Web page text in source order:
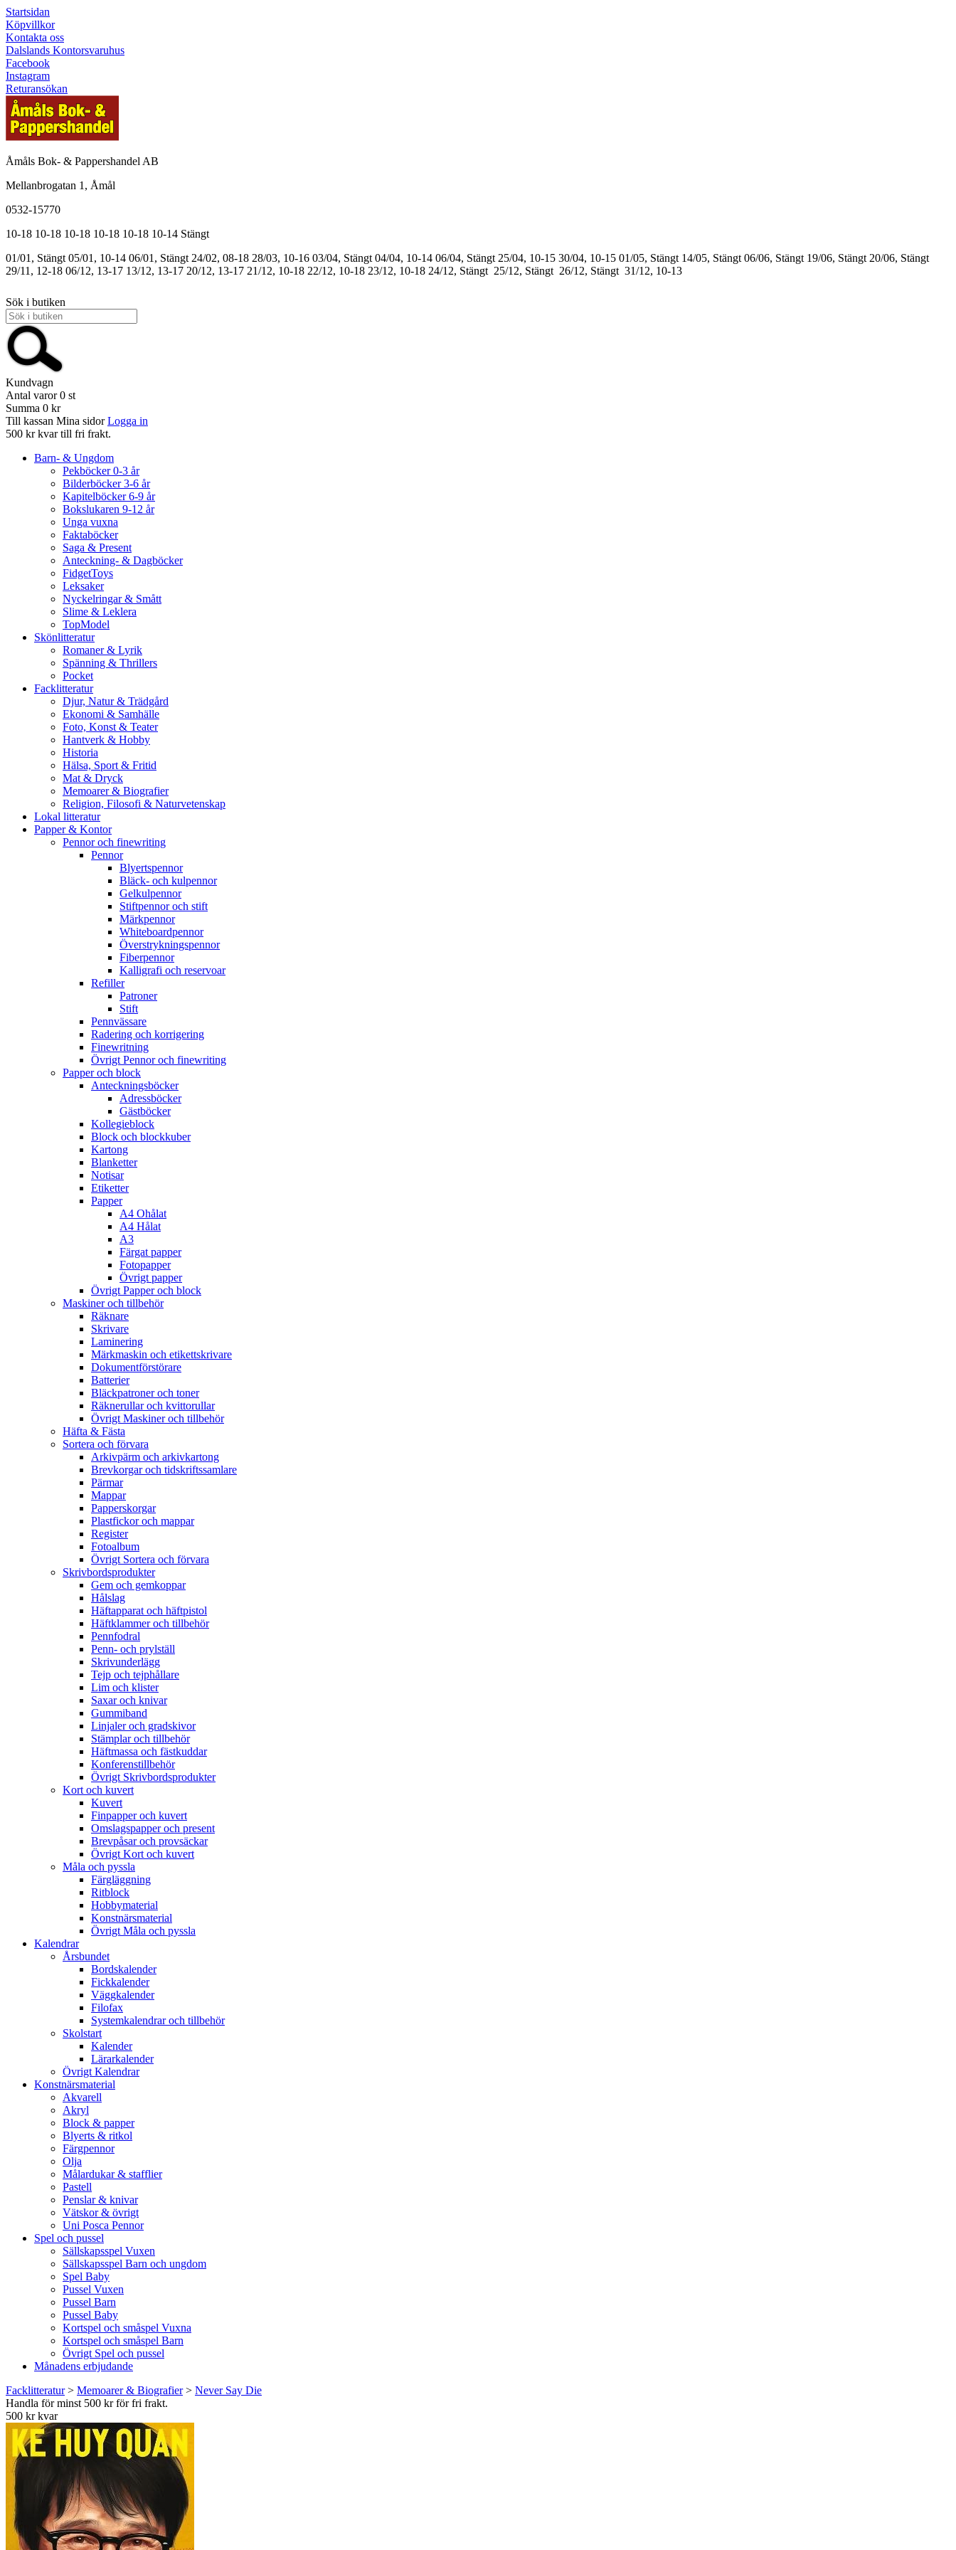
Startsidan
Köpvillkor
Kontakta oss
Dalslands Kontorsvaruhus
Facebook
Instagram
Returansökan
Åmåls Bok- & Pappershandel AB
Mellanbrogatan 1, Åmål
0532-15770
10-18 10-18 10-18 10-18 10-18 10-14 Stängt
01/01, Stängt 05/01, 10-14 06/01, Stängt 24/02, 08-18 28/03, 10-16 03/04, Stängt 04/04, 10-14 06/04, Stängt 25/04, 10-15 30/04, 10-15 01/05, Stängt 14/05, Stängt 06/06, Stängt 19/06, Stängt 20/06, Stängt
29/11, 12-18 06/12, 13-17 13/12, 13-17 20/12, 13-17 21/12, 10-18 22/12, 10-18 23/12, 10-18 24/12, Stängt 25/12, Stängt 26/12, Stängt 31/12, 10-13
Sök i butiken
Kundvagn
Antal varor 0 st
Summa 0 kr
Till kassan Mina sidor Logga in
500 kr kvar till fri frakt.
Barn- & Ungdom
Pekböcker 0-3 år
Bilderböcker 3-6 år
Kapitelböcker 6-9 år
Bokslukaren 9-12 år
Unga vuxna
Faktaböcker
Saga & Present
Anteckning- & Dagböcker
FidgetToys
Leksaker
Nyckelringar & Smått
Slime & Leklera
TopModel
Skönlitteratur
Romaner & Lyrik
Spänning & Thrillers
Pocket
Facklitteratur
Djur, Natur & Trädgård
Ekonomi & Samhälle
Foto, Konst & Teater
Hantverk & Hobby
Historia
Hälsa, Sport & Fritid
Mat & Dryck
Memoarer & Biografier
Religion, Filosofi & Naturvetenskap
Lokal litteratur
Papper & Kontor
Pennor och finewriting
Pennor
Blyertspennor
Bläck- och kulpennor
Gelkulpennor
Stiftpennor och stift
Märkpennor
Whiteboardpennor
Överstrykningspennor
Fiberpennor
Kalligrafi och reservoar
Refiller
Patroner
Stift
Pennvässare
Radering och korrigering
Finewritning
Övrigt Pennor och finewriting
Papper och block
Anteckningsböcker
Adressböcker
Gästböcker
Kollegieblock
Block och blockkuber
Kartong
Blanketter
Notisar
Etiketter
Papper
A4 Ohålat
A4 Hålat
A3
Färgat papper
Fotopapper
Övrigt papper
Övrigt Papper och block
Maskiner och tillbehör
Räknare
Skrivare
Laminering
Märkmaskin och etikettskrivare
Dokumentförstörare
Batterier
Bläckpatroner och toner
Räknerullar och kvittorullar
Övrigt Maskiner och tillbehör
Häfta & Fästa
Sortera och förvara
Arkivpärm och arkivkartong
Brevkorgar och tidskriftssamlare
Pärmar
Mappar
Papperskorgar
Plastfickor och mappar
Register
Fotoalbum
Övrigt Sortera och förvara
Skrivbordsprodukter
Gem och gemkoppar
Hålslag
Häftapparat och häftpistol
Häftklammer och tillbehör
Pennfodral
Penn- och prylställ
Skrivunderlägg
Tejp och tejphållare
Lim och klister
Saxar och knivar
Gummiband
Linjaler och gradskivor
Stämplar och tillbehör
Häftmassa och fästkuddar
Konferenstillbehör
Övrigt Skrivbordsprodukter
Kort och kuvert
Kuvert
Finpapper och kuvert
Omslagspapper och present
Brevpåsar och provsäckar
Övrigt Kort och kuvert
Måla och pyssla
Färgläggning
Ritblock
Hobbymaterial
Konstnärsmaterial
Övrigt Måla och pyssla
Kalendrar
Årsbundet
Bordskalender
Fickkalender
Väggkalender
Filofax
Systemkalendrar och tillbehör
Skolstart
Kalender
Lärarkalender
Övrigt Kalendrar
Konstnärsmaterial
Akvarell
Akryl
Block & papper
Blyerts & ritkol
Färgpennor
Olja
Målardukar & stafflier
Pastell
Penslar & knivar
Vätskor & övrigt
Uni Posca Pennor
Spel och pussel
Sällskapsspel Vuxen
Sällskapsspel Barn och ungdom
Spel Baby
Pussel Vuxen
Pussel Barn
Pussel Baby
Kortspel och småspel Vuxna
Kortspel och småspel Barn
Övrigt Spel och pussel
Månadens erbjudande
Facklitteratur> Memoarer & Biografier> Never Say Die
Handla för minst 500 kr för fri frakt.
500 kr kvar